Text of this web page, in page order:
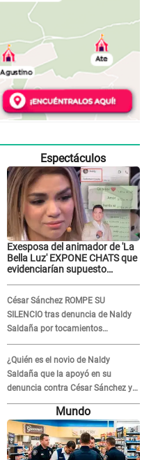
Espectáculos
Exesposa del animador de 'La
Bella Luz' EXPONE CHATS que
evidenciarían supuesto
pareja
César Sánchez ROMPE SU
SILENCIO tras denuncia de Naldy
Saldaña por tocamientos
indebidos: "Pido respetar la
presunción de inocencia"
¿Quién es el novio de Naldy
Saldaña que la apoyó en su
denuncia contra César Sánchez y
confrontó al dueño de 'La Bella
Mundo